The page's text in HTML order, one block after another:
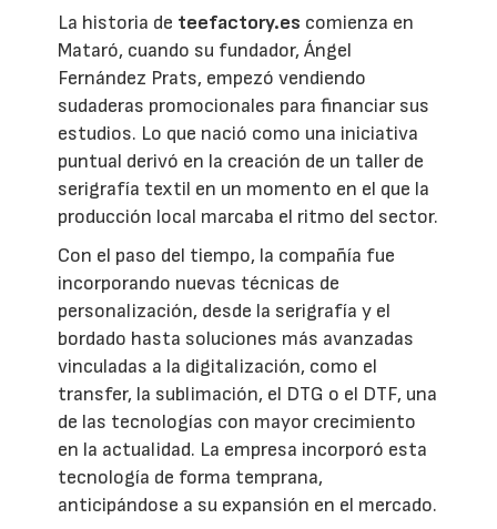
La historia de teefactory.es comienza en
Mataró, cuando su fundador, Ángel
Fernández Prats, empezó vendiendo
sudaderas promocionales para financiar sus
estudios. Lo que nació como una iniciativa
puntual derivó en la creación de un taller de
serigrafía textil en un momento en el que la
producción local marcaba el ritmo del sector.
Con el paso del tiempo, la compañía fue
incorporando nuevas técnicas de
personalización, desde la serigrafía y el
bordado hasta soluciones más avanzadas
vinculadas a la digitalización, como el
transfer, la sublimación, el DTG o el DTF, una
de las tecnologías con mayor crecimiento
en la actualidad. La empresa incorporó esta
tecnología de forma temprana,
anticipándose a su expansión en el mercado.